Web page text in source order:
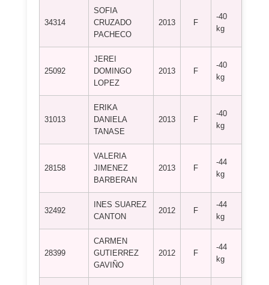
34314
SOFIA
CRUZADO
PACHECO
2013 F
-40
kg
25092
JEREI
DOMINGO
LOPEZ
2013 F
-40
kg
31013
ERIKA
DANIELA
TANASE
2013 F
-40
kg
28158
VALERIA
JIMENEZ
BARBERAN
2013 F
-44
kg
32492
INES SUAREZ
CANTON
2012 F
-44
kg
28399
CARMEN
GUTIERREZ
GAVIÑO
2012 F
-44
kg